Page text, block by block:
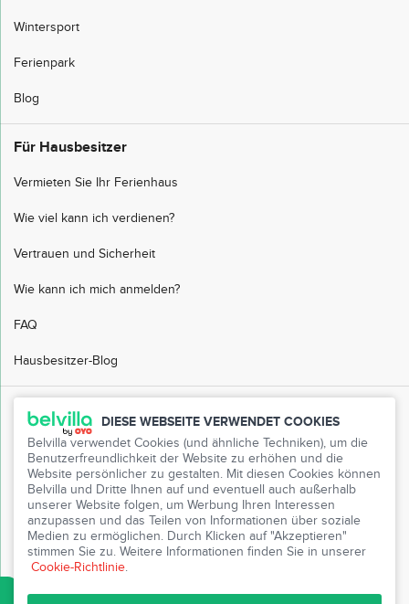
DIESE WEBSEITE VERWENDET COOKIES
Belvilla verwendet Cookies (und ähnliche Techniken), um die
Benutzerfreundlichkeit der Website zu erhöhen und die
Website persönlicher zu gestalten. Mit diesen Cookies können
Belvilla und Dritte Ihnen auf und eventuell auch außerhalb
unserer Website folgen, um Werbung Ihren Interessen
anzupassen und das Teilen von Informationen über soziale
Medien zu ermöglichen. Durch Klicken auf "Akzeptieren"
stimmen Sie zu. Weitere Informationen finden Sie in unserer
Cookie-Richtlinie.
Wintersport
Ferienpark
Blog
Für Hausbesitzer
Vermieten Sie Ihr Ferienhaus
Wie viel kann ich verdienen?
Vertrauen und Sicherheit
Wie kann ich mich anmelden?
FAQ
Hausbesitzer-Blog
Kundendienst
FAQ
Kundenservice
Mein Belvilla
Presse